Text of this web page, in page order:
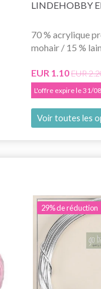
LINDEHOBBY
70 % acrylique
mohair / 15 %
EUR 1.10EUR
L'offre expire le 31/
Voir toutes les
29% de réduction